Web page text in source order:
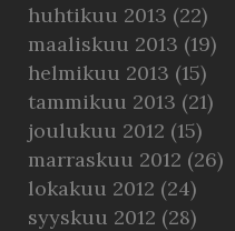
huhtikuu 2013 (22)
maaliskuu 2013 (19)
helmikuu 2013 (15)
tammikuu 2013 (21)
joulukuu 2012 (15)
marraskuu 2012 (26)
lokakuu 2012 (24)
syyskuu 2012 (28)